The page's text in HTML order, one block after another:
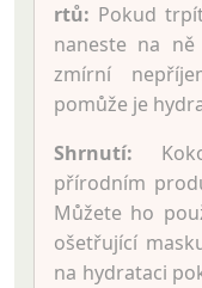
rtů: Pokud
naneste na
zmírní
pomůže je
Shrnutí:
přírodním
Můžete ho
ošetřující
na hydrataci